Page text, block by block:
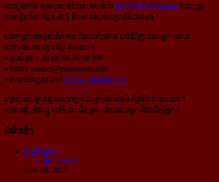
ជាទៀងទាត់ សូមចូលទៅកាន់​គេហទំព័រ MONOROOM.info ដែលត្រូវ
បានរៀបចំដាក់ជូន ជាថ្មី និងមានសភាពប្រសើរជាងមុន។
លោកអ្នកអាចផ្ដល់ព័ត៌មាន ដែលកើតមាន នៅជុំវិញលោកអ្នក ដោយ
ទាក់ទងមកទស្សនាវដ្ដី តាមរយៈ៖
» ទូរស័ព្ទ៖ + 33 (0) 98 06 98 909
» មែល៖ contact@monoroom.info
» សារលើហ្វេសប៊ុក៖ MONOROOM.info
រក្សាភាពសម្ងាត់ជូនលោកអ្នក ជាក្រមសីលធម៌-​វិជ្ជាជីវៈ​របស់យើង។
មនោរម្យ.អាំងហ្វូ នៅទីនេះ ជិតអ្នក ដោយសារអ្នក និងដើម្បីអ្នក !
ដំណឹងថ្មីៗ
អានពិស្ដារ
301106
June 18, 2017